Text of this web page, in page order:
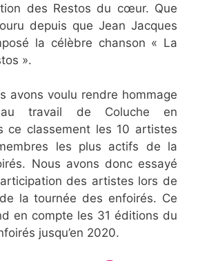
des Restos du cœur. Que
depuis que Jean Jacques
la célèbre chanson « La
».
avons voulu rendre hommage
au travail de Coluche en
ce classement les 10 artistes
les plus actifs de la
Nous avons donc essayé
des artistes lors de
la tournée des enfoirés. Ce
en compte les 31 éditions du
jusqu’en 2020.